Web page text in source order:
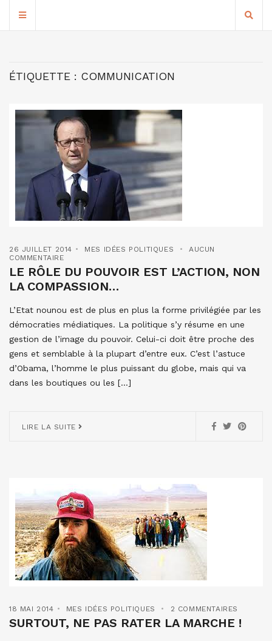
ÉTIQUETTE : COMMUNICATION
26 JUILLET 2014 MES IDÉES POLITIQUES
AUCUN
COMMENTAIRE
LE RÔLE DU POUVOIR EST L’ACTION, NON
LA COMPASSION…
L’Etat nounou est de plus en plus la forme privilégiée par les
démocraties médiatiques. La politique s’y résume en une
gestion de l’image du pouvoir. Celui-ci doit être proche des
gens et semblable à la plupart d’entre eux. C’est l’astuce
d’Obama, l’homme le plus puissant du globe, mais qui va
dans les boutiques ou les […]
LIRE LA SUITE
18 MAI 2014 MES IDÉES POLITIQUES 2 COMMENTAIRES
SURTOUT, NE PAS RATER LA MARCHE !